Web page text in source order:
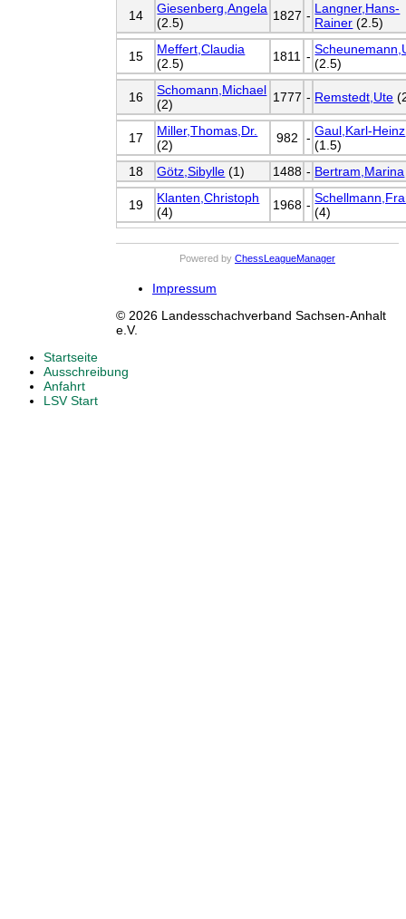
14
Giesenberg,Angela
(2.5)
1827 - Langner,Hans-
Rainer (2.5)
15
Meffert,Claudia
(2.5)
1811 - (2.5)
16
Schomann,Michael
(2)
1777 - Remstedt,Ute
17
Miller,Thomas,Dr.
(2)
982 - Gaul,Karl-Heinz
(1.5)
18
Götz,Sibylle (1) 1488 - Bertram,Marina
19
Klanten,Christoph
(4)
1968 - (4)
Powered by ChessLeagueManager
Impressum
© 2026 Landesschachverband Sachsen-Anhalt
e.V.
Startseite
Ausschreibung
Anfahrt
LSV Start